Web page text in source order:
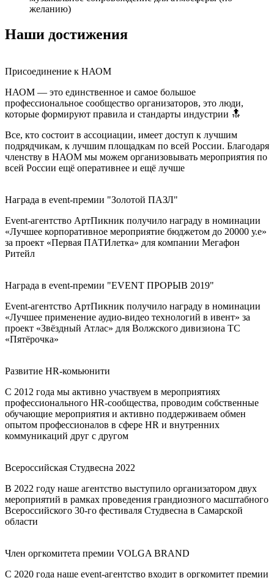
желанию)
Наши достижения
Присоединение к НАОМ
НАОМ — это единственное и самое большое
профессиональное сообщество организаторов, это люди,
которые формируют правила и стандарты индустрии 🔝
Все, кто состоит в ассоциации, имеет доступ к лучшим
подрядчикам, к лучшим площадкам по всей России. Благодаря
членству в НАОМ мы можем организовывать мероприятия по
всей России ещё оперативнее и ещё лучше
Награда в event-премии "Золотой ПАЗЛ"
Event-агентство АртПикник получило награду в номинации
«Лучшее корпоративное мероприятие бюджетом до 20000 у.е»
за проект «Первая ПАТИлетка» для компании Мегафон
Ритейл
Награда в event-премии "EVENT ПРОРЫВ 2019"
Event-агентство АртПикник получило награду в номинации
«Лучшее применение аудио-видео технологий в ивент» за
проект «Звёздный Атлас» для Волжского дивизиона ТС
«Пятёрочка»
Развитие HR-комьюнити
С 2012 года мы активно участвуем в мероприятиях
профессионального HR-сообщества, проводим собственные
обучающие мероприятия и активно поддерживаем обмен
опытом профессионалов в сфере HR и внутренних
коммуникаций друг с другом
Всероссийская Студвесна 2022
В 2022 году наше агентство выступило организатором двух
мероприятий в рамках проведения грандиозного масштабного
Всероссийского 30-го фестиваля Студвесна в Самарской
области
Член оргкомитета премии VOLGA BRAND
С 2020 года наше event-агентство входит в оргкомитет премии